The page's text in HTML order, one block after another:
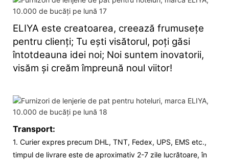
ELIYA este creatoarea, creează frumusețe
pentru clienți; Tu ești visătorul, poți găsi
întotdeauna idei noi; Noi suntem inovatorii,
visăm și creăm împreună noul viitor!
Transport:
1. Curier expres precum DHL, TNT, Fedex, UPS, EMS etc.,
timpul de livrare este de aproximativ 2-7 zile lucrătoare, în